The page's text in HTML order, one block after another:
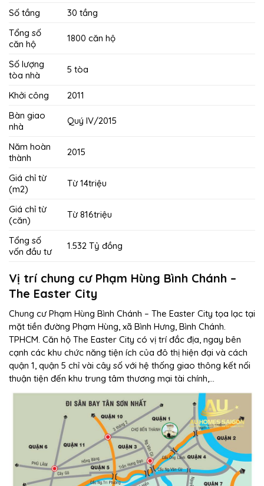
Số tầng
30 tầng
Tổng số
căn hộ
1800 căn hộ
Số lượng
tòa nhà
5 tòa
Khởi công
2011
Bàn giao
nhà
Quý IV/2015
Năm hoàn
thành
2015
Giá chỉ từ
(m2)
Từ 14triệu
Giá chỉ từ
(căn)
Từ 816triệu
Tổng số
vốn đầu tư
1.532 Tỷ đồng
Vị trí chung cư Phạm Hùng Bình Chánh –
The Easter City
Chung cư Phạm Hùng Bình Chánh – The Easter City tọa lạc tại
mặt tiền đường Phạm Hùng, xã Bình Hưng, Bình Chánh.
TPHCM. Căn hộ The Easter City có vị trí đắc địa, ngay bên
cạnh các khu chức năng tiện ích của đô thị hiện đại và cách
quận 1, quận 5 chỉ vài cây số với hệ thống giao thông kết nối
thuận tiện đến khu trung tâm thương mại tài chính,…